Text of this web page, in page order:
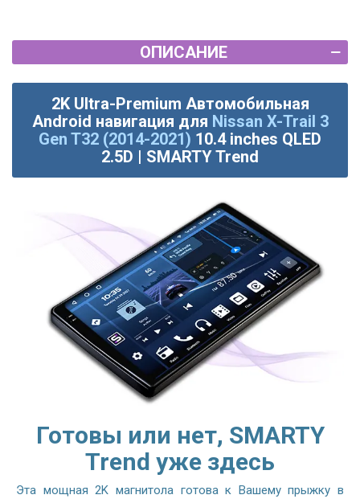
ОПИСАНИЕ
2K Ultra-Premium Автомобильная
Android навигация для Nissan X-Trail 3
Gen T32 (2014-2021) 10.4 inches QLED
2.5D | SMARTY Trend
Готовы или нет, SMARTY
Trend уже здесь
Эта мощная 2K магнитола готова к Вашему прыжку в